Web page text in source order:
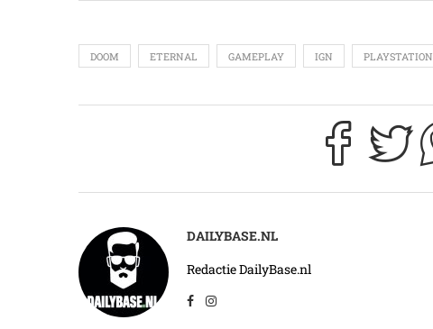
DOOM ETERNAL GAMEPLAY IGN PLAYSTATION
DAILYBASE.NL
Redactie DailyBase.nl